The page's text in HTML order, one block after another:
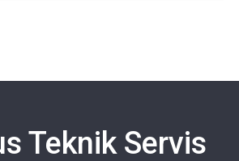
Teknik Servis